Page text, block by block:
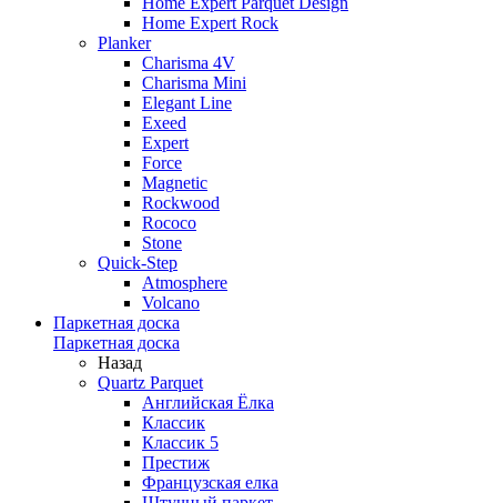
Home Expert Rock
Planker
Charisma 4V
Charisma Mini
Elegant Line
Exeed
Expert
Force
Magnetic
Rockwood
Rococo
Stone
Quick-Step
Atmosphere
Volcano
Паркетная доска
Паркетная доска
Назад
Quartz Parquet
Английская Ёлка
Классик
Классик 5
Престиж
Французская елка